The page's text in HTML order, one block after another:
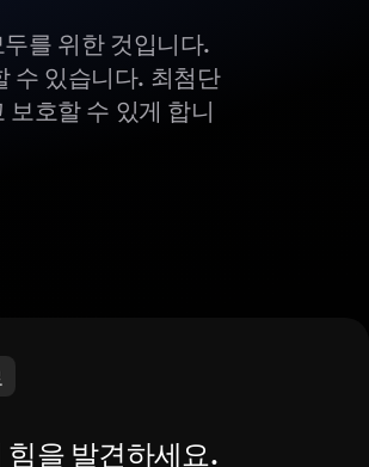
를 위한 것입니다.
수 있습니다. 최첨단
호할 수 있게 합니
힘을 발견하세요.